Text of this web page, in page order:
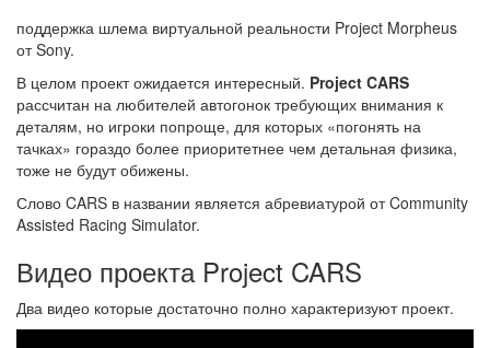
поддержка шлема виртуальной реальности Project Morpheus
от Sony.
В целом проект ожидается интересный. Project CARS
рассчитан на любителей автогонок требующих внимания к
деталям, но игроки попроще, для которых «погонять на
тачках» гораздо более приоритетнее чем детальная физика,
тоже не будут обижены.
Слово CARS в названии является абревиатурой от Community
Assisted Racing Simulator.
Видео проекта Project CARS
Два видео которые достаточно полно характеризуют проект.